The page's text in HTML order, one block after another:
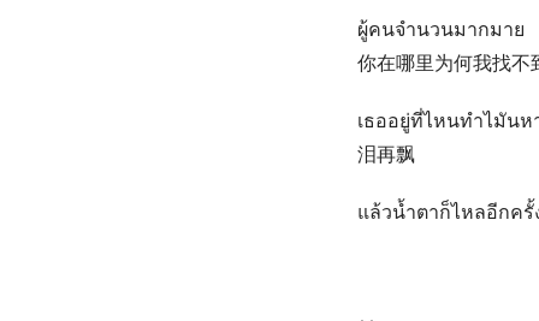
ผู้คนจำนวนมากมาย
你在哪里为何我找不
เธออยู่ที่ไหนทำไมันห
泪再飘
แล้วน้ำตาก็ไหลอีกครั้